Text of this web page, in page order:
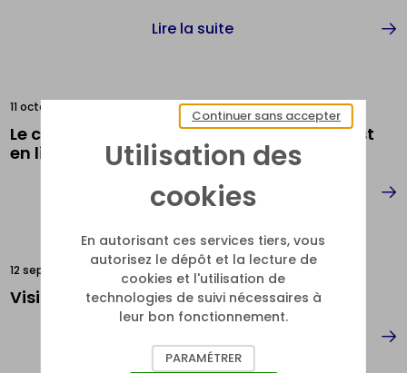
Lire la suite
11 octobre 2023
Le compte-rendu du comité de suivi #2 est
en ligne !
Lire la suite
12 septembre 2023
Visite du 18 octobre
Utilisation des
cookies
En autorisant ces services tiers, vous
autorisez le dépôt et la lecture de
cookies et l'utilisation de
technologies de suivi nécessaires à
leur bon fonctionnement.
Continuer sans accepter
PARAMÉTRER